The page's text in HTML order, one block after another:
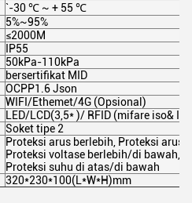
`-30 ℃ ~ + 55 ℃
5%~95%
≤2000M
IP55
50kPa-110kPa
bersertifikat MID
OCPP1.6 Json
WIFI/Ethemet/4G (Opsional)
LED/LCD(3,5* )/ RFID (mifare iso&
Soket tipe 2
Proteksi arus berlebih, Proteksi arus
Proteksi voltase berlebih/di bawah,
Proteksi suhu di atas/di bawah
320*230*100(L*W*H)mm